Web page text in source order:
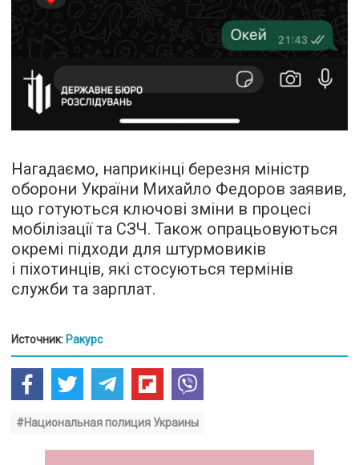
Нагадаємо, наприкінці березня міністр
оборони України Михайло Федоров заявив,
що готуються ключові зміни в процесі
мобілізації та СЗЧ. Також опрацьовуються
окремі підходи для штурмовиків
і піхотинців, які стосуються термінів
служби та зарплат.
Источник: Ракурс
#Национальная полиция Украины